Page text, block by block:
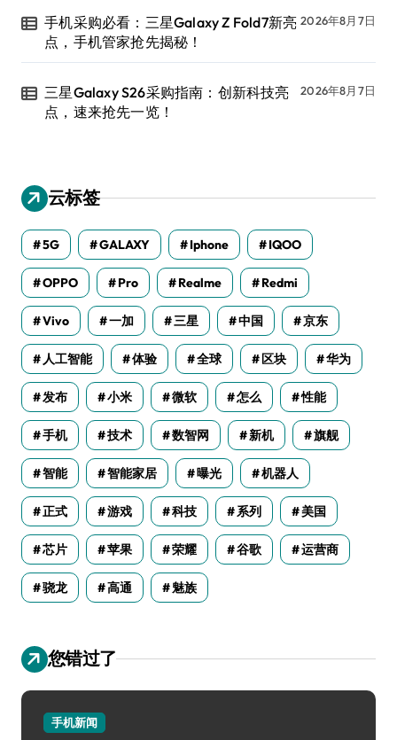
手机采购必看：三星Galaxy Z Fold7新亮
点，手机管家抢先揭秘！
2026年8月7日
三星Galaxy S26采购指南：创新科技亮
点，速来抢先一览！
2026年8月7日
云标签
5G GALAXY Iphone IQOO
OPPO Pro Realme Redmi
Vivo 一加 三星 中国 京东
人工智能 体验 全球 区块 华为
发布 小米 微软 怎么 性能
手机 技术 数智网 新机 旗舰
智能 智能家居 曝光 机器人
正式 游戏 科技 系列 美国
芯片 苹果 荣耀 谷歌 运营商
骁龙 高通 魅族
您错过了
手机新闻